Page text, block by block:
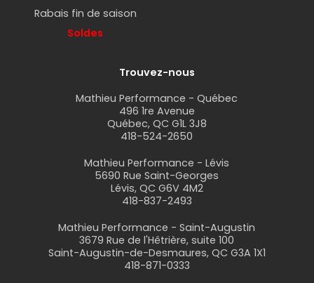
Rabais fin de saison
Soldes
Trouvez-nous
Mathieu Performance - Québec
496 1re Avenue
Québec, QC G1L 3J8
418-524-2650
Mathieu Performance - Lévis
5690 Rue Saint-Georges
Lévis, QC G6V 4M2
418-837-2493
Mathieu Performance - Saint-Augustin
3679 Rue de l'Hêtrière, suite 100
Saint-Augustin-de-Desmaures, QC G3A 1X1
418-871-0333